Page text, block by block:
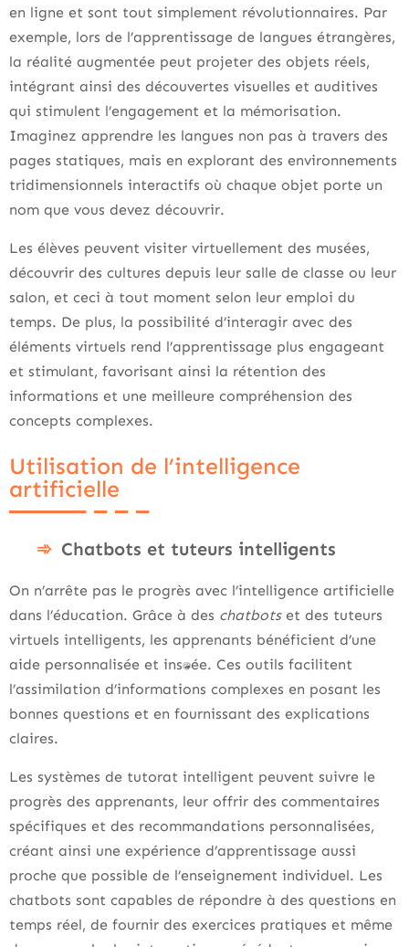
en ligne et sont tout simplement révolutionnaires. Par
exemple, lors de l’apprentissage de langues étrangères,
la réalité augmentée peut projeter des objets réels,
intégrant ainsi des découvertes visuelles et auditives
qui stimulent l’engagement et la mémorisation.
Imaginez apprendre les langues non pas à travers des
pages statiques, mais en explorant des environnements
tridimensionnels interactifs où chaque objet porte un
nom que vous devez découvrir.
Les élèves peuvent visiter virtuellement des musées,
découvrir des cultures depuis leur salle de classe ou leur
salon, et ceci à tout moment selon leur emploi du
temps. De plus, la possibilité d’interagir avec des
éléments virtuels rend l’apprentissage plus engageant
et stimulant, favorisant ainsi la rétention des
informations et une meilleure compréhension des
concepts complexes.
Utilisation de l’intelligence
artificielle
Chatbots et tuteurs intelligents
On n’arrête pas le progrès avec l’intelligence artificielle
dans l’éducation. Grâce à des chatbotset des tuteurs
virtuels intelligents, les apprenants bénéficient d’une
aide personnalisée et instantanée. Ces outils facilitent
l’assimilation d’informations complexes en posant les
bonnes questions et en fournissant des explications
claires.
Les systèmes de tutorat intelligent peuvent suivre le
progrès des apprenants, leur offrir des commentaires
spécifiques et des recommandations personnalisées,
créant ainsi une expérience d’apprentissage aussi
proche que possible de l’enseignement individuel. Les
chatbots sont capables de répondre à des questions en
temps réel, de fournir des exercices pratiques et même